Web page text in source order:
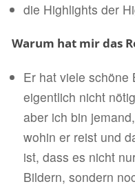
die Highlights der
Warum hat mir das
Er hat viele schöne
eigentlich nicht
aber ich bin
wohin er reist und
ist, dass es nicht
Bildern, sondern